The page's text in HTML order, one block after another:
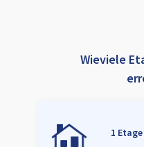
Wieviele
1 Etage